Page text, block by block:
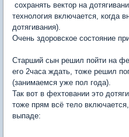
сохранять вектор на
технология включается, когда
дотягивания).
Очень здоровское состояние
Старший сын решил пойти на
его 2часа ждать, тоже решил
(занимаемся уже пол года).
Так вот в фехтовании это
тоже прям всё тело
выпаде: